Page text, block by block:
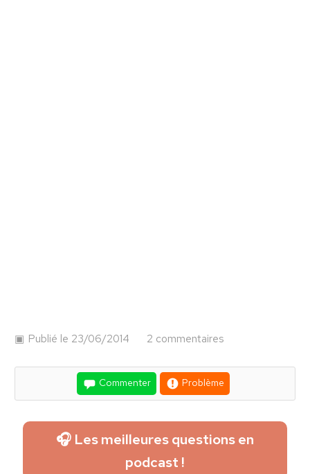
Publié le 23/06/2014 2 commentaires
Commenter Problème
🎧 Les meilleures questions en
podcast !